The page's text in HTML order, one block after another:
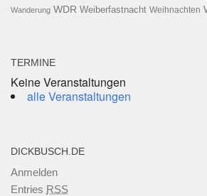
Wanderung WDR Weiberfastnacht Weihnachten
TERMINE
Keine Veranstaltungen
alle Veranstaltungen
DICKBUSCH.DE
Anmelden
Entries RSS